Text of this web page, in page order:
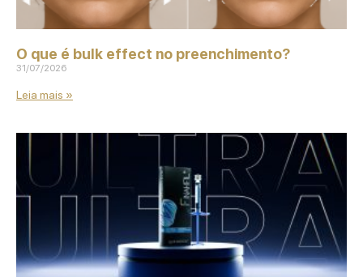
O que é bulk effect no preenchimento?
31/07/2026
Leia mais »